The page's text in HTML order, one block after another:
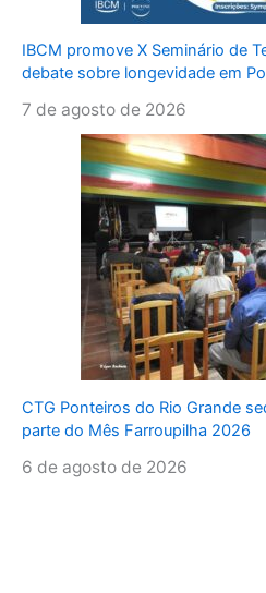
IBCM promove X Seminário de
debate sobre longevidade em
7 de agosto de 2026
CTG Ponteiros do Rio Grande
parte do Mês Farroupilha 2026
6 de agosto de 2026